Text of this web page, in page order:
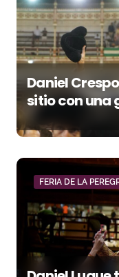
Daniel
sitio con una
orejas
FERIA DE LA